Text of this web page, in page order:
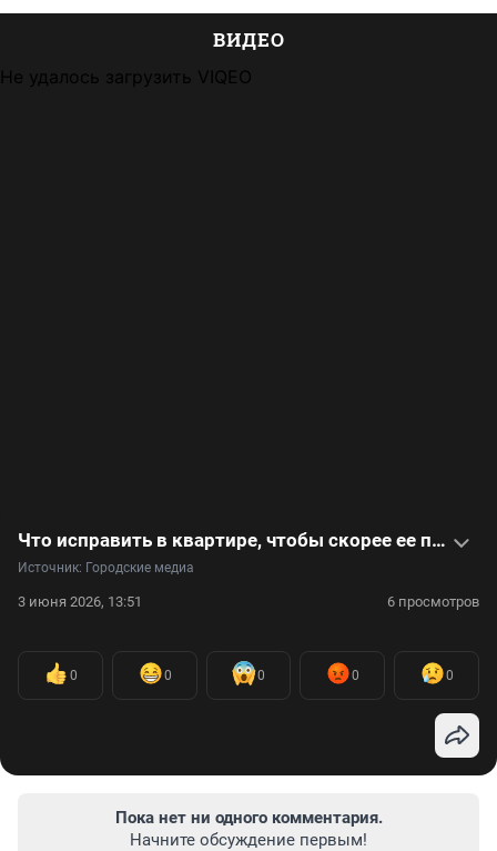
ВИДЕО
Не удалось загрузить VIQEO
Что исправить в квартире, чтобы скорее ее продать или сдать, — видео с советами эксперта
Источник: Городские медиа
3 июня 2026, 13:51 6 просмотров
0 0 0 0 0
Пока нет ни одного комментария.
Начните обсуждение первым!